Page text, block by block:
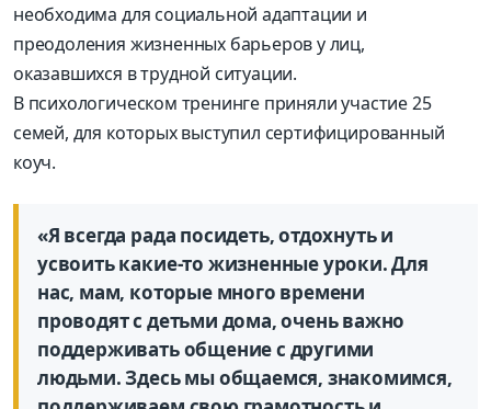
необходима для социальной адаптации и
преодоления жизненных барьеров у лиц,
оказавшихся в трудной ситуации.
В психологическом тренинге приняли участие 25
семей, для которых выступил сертифицированный
коуч.
«Я всегда рада посидеть, отдохнуть и
усвоить какие-то жизненные уроки. Для
нас, мам, которые много времени
проводят с детьми дома, очень важно
поддерживать общение с другими
людьми. Здесь мы общаемся, знакомимся,